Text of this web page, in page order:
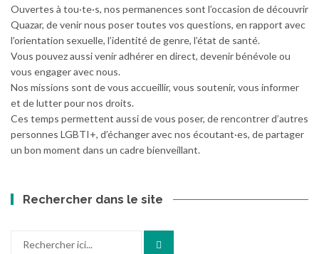
Ouvertes à tou·te·s, nos permanences sont l’occasion de découvrir
Quazar, de venir nous poser toutes vos questions, en rapport avec
l’orientation sexuelle, l’identité de genre, l’état de santé.
Vous pouvez aussi venir adhérer en direct, devenir bénévole ou
vous engager avec nous.
Nos missions sont de vous accueillir, vous soutenir, vous informer
et de lutter pour nos droits.
Ces temps permettent aussi de vous poser, de rencontrer d’autres
personnes LGBTI+, d’échanger avec nos écoutant·es, de partager
un bon moment dans un cadre bienveillant.
Rechercher dans le site